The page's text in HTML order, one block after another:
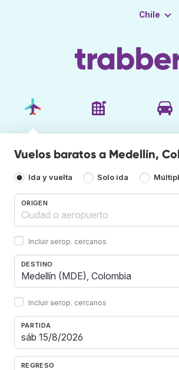
Chile
Vuelos baratos a Medellín,
Ida y vuelta Solo ida
ORIGEN
Incluir aerop. cercanos
DESTINO
Incluir aerop. cercanos
PARTIDA
REGRESO